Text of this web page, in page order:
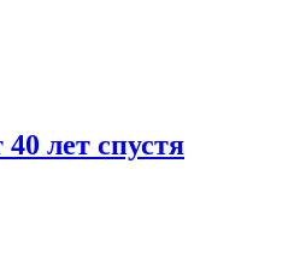
лет спустя